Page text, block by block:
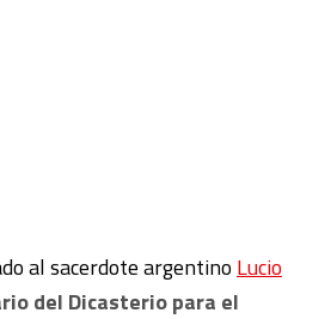
al sacerdote argentino Lucio
del Dicasterio para el